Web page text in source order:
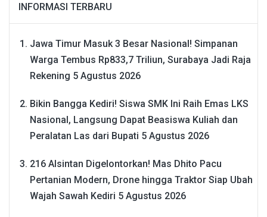
INFORMASI TERBARU
Jawa Timur Masuk 3 Besar Nasional! Simpanan
Warga Tembus Rp833,7 Triliun, Surabaya Jadi Raja
Rekening 5 Agustus 2026
Bikin Bangga Kediri! Siswa SMK Ini Raih Emas LKS
Nasional, Langsung Dapat Beasiswa Kuliah dan
Peralatan Las dari Bupati 5 Agustus 2026
216 Alsintan Digelontorkan! Mas Dhito Pacu
Pertanian Modern, Drone hingga Traktor Siap Ubah
Wajah Sawah Kediri 5 Agustus 2026